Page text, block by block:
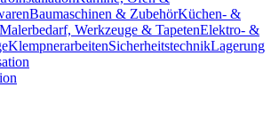
Baumaschinen & ZubehörKüchen- &
Malerbedarf, Werkzeuge & TapetenElektro- &
KlempnerarbeitenSicherheitstechnikLagerung